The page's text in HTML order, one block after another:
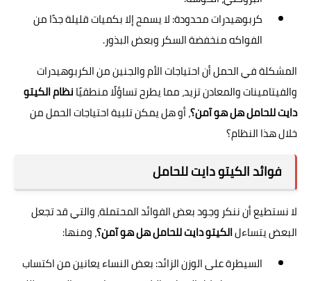
كربوهيدرات محدودة: لا يسمح إلا بكميات قليلة جدًا من
الفواكه منخفضة السكر وبعض البذور.
المشكلة في الحمل أن احتياجات الأم والجنين من الكربوهيدرات
والفيتامينات والمعادن تزيد، مما يطرح تساؤلًا منطقيًانظام الكيتو
دايت للحامل هل هو آمن؟، أو هل يمكن تلبية احتياجات الحمل من
خلال هذا النظام؟
فوائد الكيتو دايت للحامل
لا نستطيع أن ننكر وجود بعض الفوائد المحتملة، والتي قد تجعل
البعض يتساءلالكيتو دايت للحامل هل هو آمن؟، ومنها:
السيطرة على الوزن الزائد: بعض النساء يعانين من اكتساب